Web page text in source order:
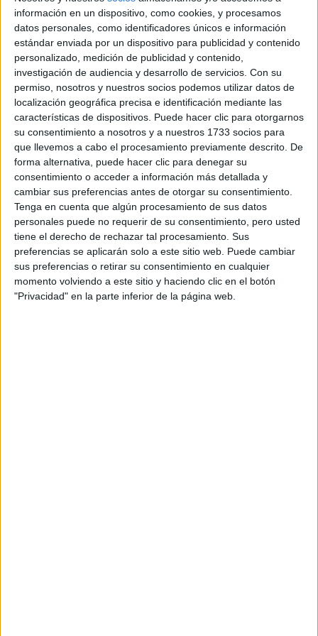
información en un dispositivo, como cookies, y procesamos
datos personales, como identificadores únicos e información
estándar enviada por un dispositivo para publicidad y contenido
personalizado, medición de publicidad y contenido,
investigación de audiencia y desarrollo de servicios. Con su
permiso, nosotros y nuestros socios podemos utilizar datos de
localización geográfica precisa e identificación mediante las
características de dispositivos. Puede hacer clic para otorgarnos
su consentimiento a nosotros y a nuestros 1733 socios para
que llevemos a cabo el procesamiento previamente descrito. De
forma alternativa, puede hacer clic para denegar su
consentimiento o acceder a información más detallada y
cambiar sus preferencias antes de otorgar su consentimiento.
Tenga en cuenta que algún procesamiento de sus datos
personales puede no requerir de su consentimiento, pero usted
tiene el derecho de rechazar tal procesamiento. Sus
preferencias se aplicarán solo a este sitio web. Puede cambiar
sus preferencias o retirar su consentimiento en cualquier
momento volviendo a este sitio y haciendo clic en el botón
"Privacidad" en la parte inferior de la página web.
Accedé a los beneficios para suscriptores
Contenidos exclusivos
Sorteos
Descuentos en publicaciones
Participación en los eventos organizados por
Editorial Perfil.
Suscribite ahora
COMPARTÍ ESTA NOTA
EN ESTA NOTA
PERSONALIDAES: LUNA DE HOY LIBRA